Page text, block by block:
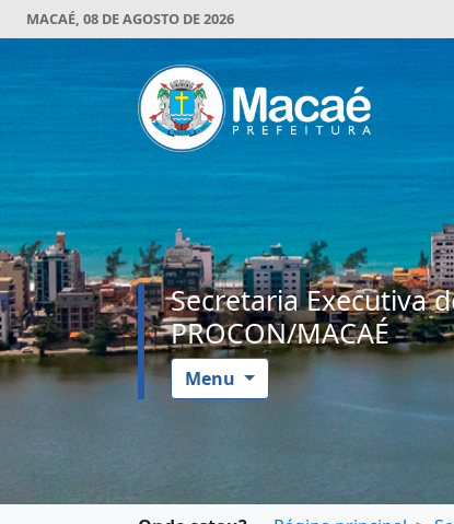
MACAÉ, 08 DE AGOSTO DE 2026
Secretaria Executiva
PROCON/MACAÉ
Menu